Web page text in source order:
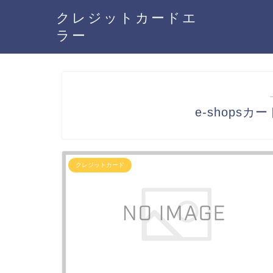
クレジットカードエ
ラー
e-shopsカー
クレジットカード